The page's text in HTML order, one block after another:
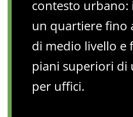
contesto urbano:
un quartiere fino
di medio livello e
piani superiori di
per uffici.